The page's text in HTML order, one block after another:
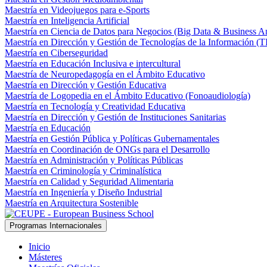
Maestría en Videojuegos para e-Sports
Maestría en Inteligencia Artificial
Maestría en Ciencia de Datos para Negocios (Big Data & Business
Maestría en Dirección y Gestión de Tecnologías de la Información
Maestría en Ciberseguridad
Maestría en Educación Inclusiva e intercultural
Maestría de Neuropedagogía en el Ámbito Educativo
Maestría en Dirección y Gestión Educativa
Maestría de Logopedia en el Ámbito Educativo (Fonoaudiología)
Maestría en Tecnología y Creatividad Educativa
Maestría en Dirección y Gestión de Instituciones Sanitarias
Maestría en Educación
Maestría en Gestión Pública y Políticas Gubernamentales
Maestría en Coordinación de ONGs para el Desarrollo
Maestría en Administración y Políticas Públicas
Maestría en Criminología y Criminalística
Maestría en Calidad y Seguridad Alimentaria
Maestría en Ingeniería y Diseño Industrial
Maestría en Arquitectura Sostenible
Programas Internacionales
Inicio
Másteres